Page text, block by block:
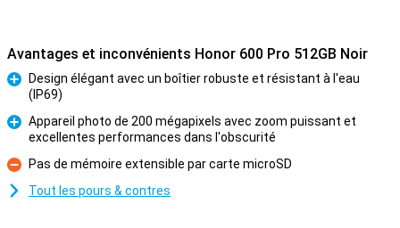
Avantages et inconvénients Honor 600 Pro 512GB Noir
Pour
Design élégant avec un boîtier robuste et résistant à l'eau
(IP69)
Pour
Appareil photo de 200 mégapixels avec zoom puissant et
excellentes performances dans l'obscurité
Contre
Pas de mémoire extensible par carte microSD
Tout les pours & contres